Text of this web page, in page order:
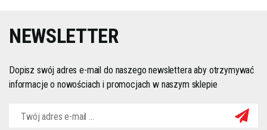
NEWSLETTER
Dopisz swój adres e-mail do naszego newslettera aby otrzymywać
informacje o nowościach i promocjach w naszym sklepie